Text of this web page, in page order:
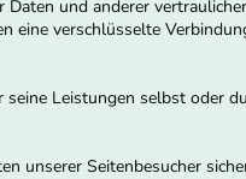
und anderer
eine verschlüsselte
Leistungen selbst oder
unserer Seitenbesucher